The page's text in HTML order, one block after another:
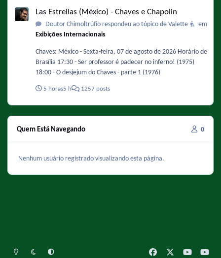
Las Estrellas (México) - Chaves e Chapolin
Doutor Chimoltrúfio respondeu ao tópico de Valette
em
Exibições Internacionais
Chaves: México - Sexta-feira, 07 de agosto de 2026 Horário de
Brasília 17:30 - Ser professor é padecer no inferno! (1975)
18:00 - O desjejum do Chaves - parte 1 (1976)
5 horas5 h 1257 posts
Quem Está Navegando 0
Nenhum usuário registrado visualizando esta página.
Light ModeDark ModeSystem Preference